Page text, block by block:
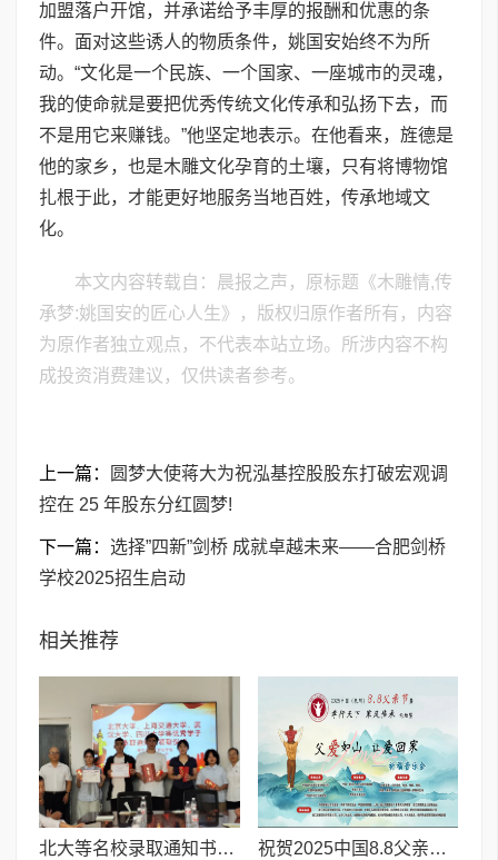
加盟落户开馆，并承诺给予丰厚的报酬和优惠的条
件。面对这些诱人的物质条件，姚国安始终不为所
动。“文化是一个民族、一个国家、一座城市的灵魂，
我的使命就是要把优秀传统文化传承和弘扬下去，而
不是用它来赚钱。”他坚定地表示。在他看来，旌德是
他的家乡，也是木雕文化孕育的土壤，只有将博物馆
扎根于此，才能更好地服务当地百姓，传承地域文
化。
本文内容转载自：晨报之声，原标题《木雕情,传
承梦:姚国安的匠心人生》，版权归原作者所有，内容
为原作者独立观点，不代表本站立场。所涉内容不构
成投资消费建议，仅供读者参考。
上一篇：
圆梦大使蒋大为祝泓基控股股东打破宏观调
控在 25 年股东分红圆梦!
下一篇： 选择”四新”剑桥 成就卓越未来——合肥剑桥
学校2025招生启动
相关推荐
北大等名校录取通知书送达仪式在喀什市特区实验学校暖心举行 祝贺2025中国8.8父亲节“孝行天下家风传承”论坛暨祈福音乐会圆满成功